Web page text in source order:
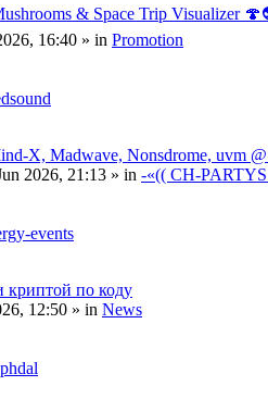
& Space Trip Visualizer
16:40 » in Promotion
X, Madwave, Nonsdrome, uvm
2026, 21:13 » in -«(( CH-
events
по коду
12:50 » in News